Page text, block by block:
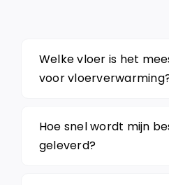
Welke vloer is het
voor
Hoe snel wordt mijn
geleverd?